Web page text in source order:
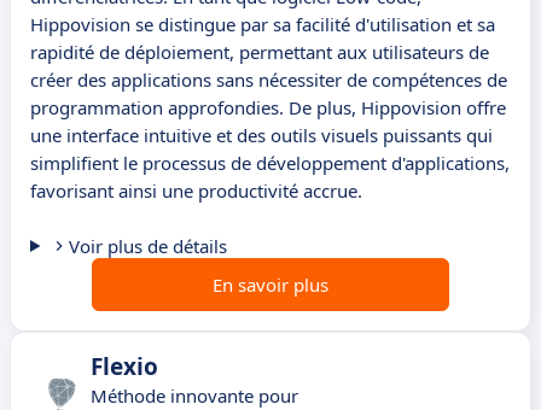
Hippovision se distingue par sa facilité d'utilisation et sa
rapidité de déploiement, permettant aux utilisateurs de
créer des applications sans nécessiter de compétences de
programmation approfondies. De plus, Hippovision offre
une interface intuitive et des outils visuels puissants qui
simplifient le processus de développement d'applications,
favorisant ainsi une productivité accrue.
Voir plus de détails
En savoir plus
Flexio
Méthode innovante pour